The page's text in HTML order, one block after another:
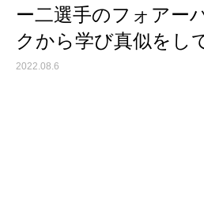
ー二選手のフォアー
クから学び真似をし
2022.08.6